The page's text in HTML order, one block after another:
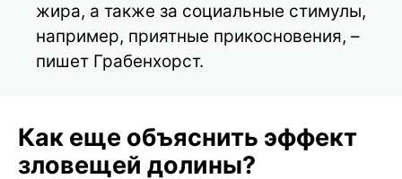
жира, а также за социальные стимулы,
например, приятные прикосновения, –
пишет Грабенхорст.
Как еще объяснить эффект
зловещей долины?